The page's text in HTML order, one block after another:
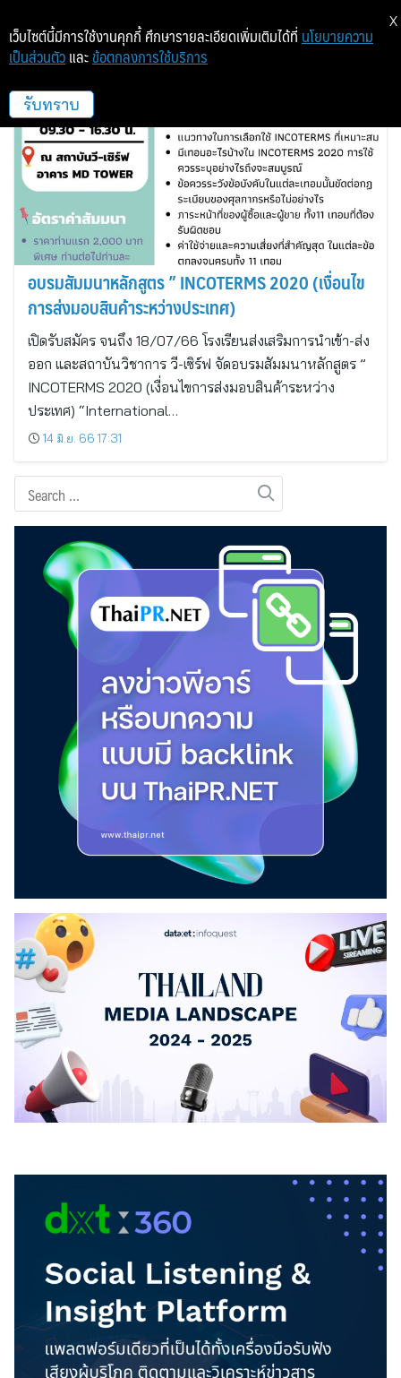
วี-เซิร์ฟโลจิสติกส์
อบรมสัมมนาหลักสูตร ” INCOTERMS 2020 (เงื่อนไข
การส่งมอบสินค้าระหว่างประเทศ)
เปิดรับสมัคร จนถึง 18/07/66 โรงเรียนส่งเสริมการนำเข้า-ส่ง
ออก และสถาบันวิชาการ วี-เซิร์ฟ จัดอบรมสัมมนาหลักสูตร ”
INCOTERMS 2020 (เงื่อนไขการส่งมอบสินค้าระหว่าง
ประเทศ) “International…
14 มิ.ย. 66 17:31
เว็บไซต์นี้มีการใช้งานคุกกี้ ศึกษารายละเอียดเพิ่มเติมได้ที่ นโยบายความ
เป็นส่วนตัว และ ข้อตกลงการใช้บริการ
รับทราบ
X